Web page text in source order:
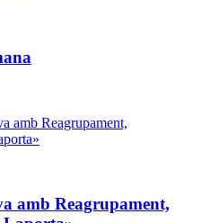
amb Reagrupament,